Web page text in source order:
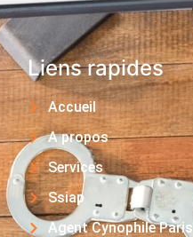
Liens rapides
Accueil
A propos
Services
Ssiap
Agent Cynophile Paris